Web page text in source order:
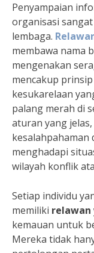
Penyampaian
organisasi
lembaga.
membawa nama
mengenakan
mencakup
kesukarelaan
palang merah di
aturan yang
kesalahpahaman
menghadapi
wilayah konflik
Setiap individu
memiliki relawan
kemauan untuk
Mereka tidak